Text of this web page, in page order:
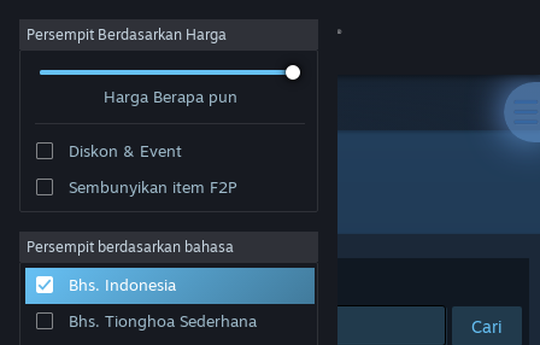
Login
Tentang
Bantuan
Persempit Berdasarkan Harga
Harga Berapa pun
Diskon & Event
Sembunyikan item F2P
Persempit berdasarkan bahasa
Bhs. Indonesia
Bhs. Tionghoa Sederhana
Penerbit: prosto
Berdasarkan Relevansi
Cari